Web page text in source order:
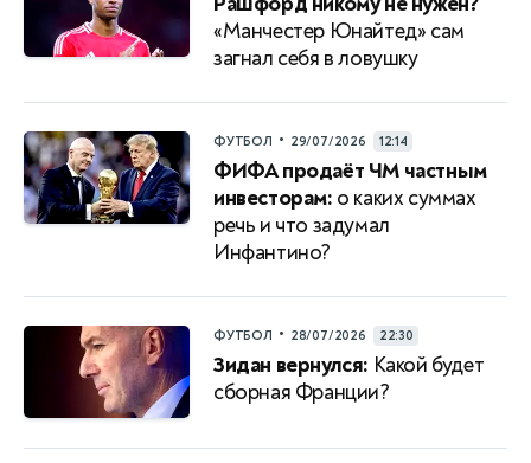
«Манчестер Юнайтед» сам
загнал себя в ловушку
ФУТБОЛ • 29/07/2026 12:14
ФИФА продаёт ЧМ частным
инвесторам: о каких суммах
речь и что задумал
Инфантино?
ФУТБОЛ • 28/07/2026 22:30
Зидан вернулся: Какой будет
сборная Франции?